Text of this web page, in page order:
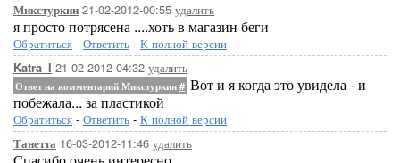
Микстуркин 21-02-2012-00:55 удалить
я просто потрясена ....хоть в магазин беги
Обратиться - Ответить - К полной версии
Katra_I 21-02-2012-04:32 удалить
Ответ на комментарий Микстуркин # Вот и я когда это увидела - и
побежала... за пластикой
Обратиться - Ответить - К полной версии
Танетта 16-03-2012-11:46 удалить